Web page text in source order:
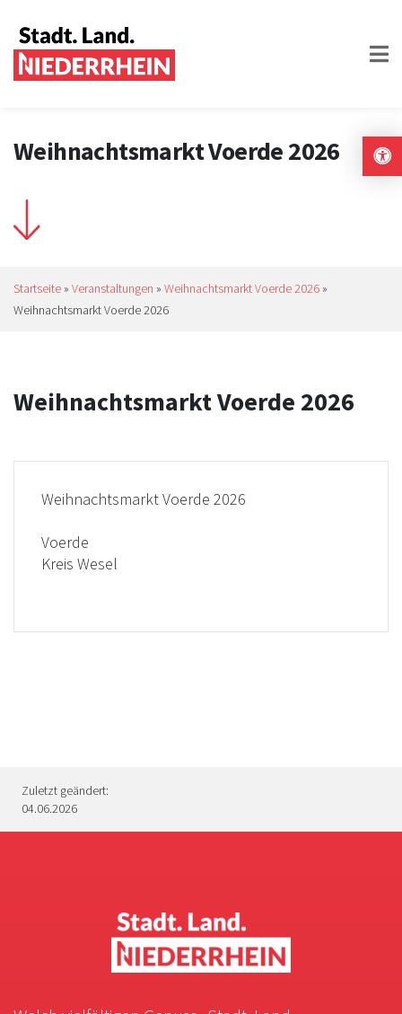
Weihnachtsmarkt Voerde 2026
Startseite » Veranstaltungen » Weihnachtsmarkt Voerde 2026 »
Weihnachtsmarkt Voerde 2026
Weihnachtsmarkt Voerde 2026
Weihnachtsmarkt Voerde 2026
Voerde
Kreis Wesel
Zuletzt geändert:
04.06.2026